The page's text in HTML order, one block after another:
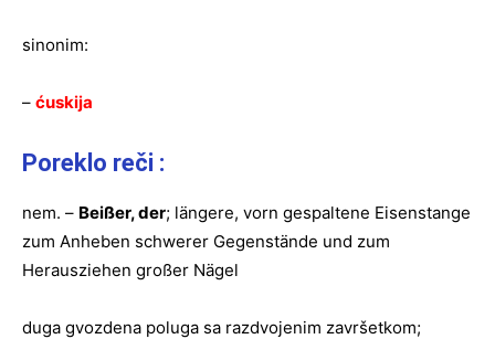
sinonim:
– ćuskija
Poreklo reči :
nem. – Beißer, der; längere, vorn gespaltene Eisenstange
zum Anheben schwerer Gegenstände und zum
Herausziehen großer Nägel
duga gvozdena poluga sa razdvojenim završetkom;